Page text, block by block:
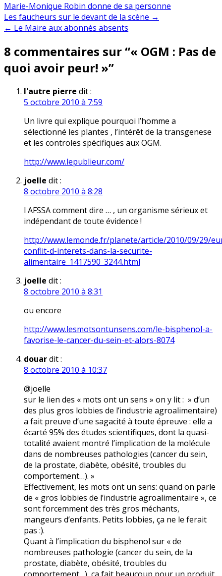
Marie-Monique Robin donne de sa personne
Navigation
de
l’article
Les faucheurs sur le devant de la scène →
← Le Maire aux abonnés absents
8 commentaires sur “« OGM : Pas de
quoi avoir peur! »”
l'autre pierre dit :
5 octobre 2010 à 7:59
Un livre qui explique pourquoi l’homme a
sélectionné les plantes , l’intérêt de la transgenese
et les controles spécifiques aux OGM.
http://www.lepublieur.com/
joelle dit :
8 octobre 2010 à 8:28
l AFSSA comment dire … , un organisme sérieux et
indépendant de toute évidence !
http://www.lemonde.fr/planete/article/2010/09/29/
conflit-d-interets-dans-la-securite-
alimentaire_1417590_3244.html
joelle dit :
8 octobre 2010 à 8:31
ou encore
http://www.lesmotsontunsens.com/le-bisphenol-a-
favorise-le-cancer-du-sein-et-alors-8074
douardit :
8 octobre 2010 à 10:37
@joelle
sur le lien des « mots ont un sens » on y lit : » d’un
des plus gros lobbies de l’industrie agroalimentaire)
a fait preuve d’une sagacité à toute épreuve : elle a
écarté 95% des études scientifiques, dont la quasi-
totalité avaient montré l’implication de la molécule
dans de nombreuses pathologies (cancer du sein,
de la prostate, diabète, obésité, troubles du
comportement…). »
Effectivement, les mots ont un sens: quand on parle
de « gros lobbies de l’industrie agroalimentaire », ce
sont forcemment des très gros méchants,
mangeurs d’enfants. Petits lobbies, ça ne le ferait
pas :).
Quant à l’implication du bisphenol sur « de
nombreuses pathologie (cancer du sein, de la
prostate, diabète, obésité, troubles du